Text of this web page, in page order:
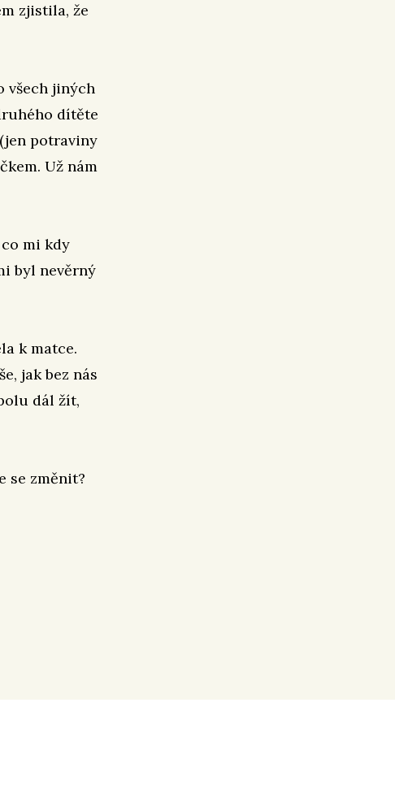
zjistila, že
všech jiných
dítěte
potraviny
Už nám
mi kdy
byl nevěrný
k matce.
jak bez nás
dál žít,
se změnit?